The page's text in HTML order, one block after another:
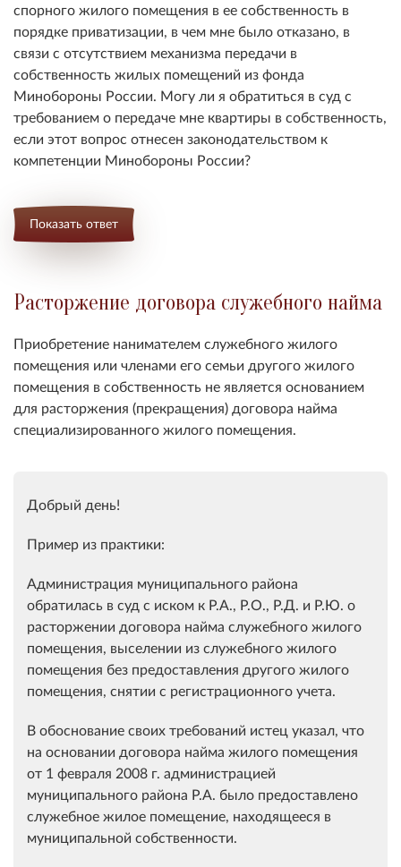
спорного жилого помещения в ее собственность в
порядке приватизации, в чем мне было отказано, в
связи с отсутствием механизма передачи в
собственность жилых помещений из фонда
Минобороны России. Могу ли я обратиться в суд с
требованием о передаче мне квартиры в собственность,
если этот вопрос отнесен законодательством к
компетенции Минобороны России?
Показать ответ
Расторжение договора служебного найма
Приобретение нанимателем служебного жилого
помещения или членами его семьи другого жилого
помещения в собственность не является основанием
для расторжения (прекращения) договора найма
специализированного жилого помещения.
Добрый день!
Пример из практики:
Администрация муниципального района
обратилась в суд с иском к Р.А., Р.О., Р.Д. и Р.Ю. о
расторжении договора найма служебного жилого
помещения, выселении из служебного жилого
помещения без предоставления другого жилого
помещения, снятии с регистрационного учета.
В обоснование своих требований истец указал, что
на основании договора найма жилого помещения
от 1 февраля 2008 г. администрацией
муниципального района Р.А. было предоставлено
служебное жилое помещение, находящееся в
муниципальной собственности.